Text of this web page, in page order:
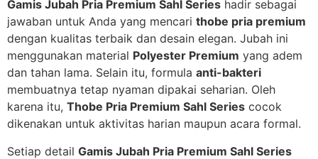
Gamis Jubah Pria Premium Sahl Series hadir sebagai
jawaban untuk Anda yang mencari thobe pria premium
dengan kualitas terbaik dan desain elegan. Jubah ini
menggunakan material Polyester Premium yang adem
dan tahan lama. Selain itu, formula anti-bakteri
membuatnya tetap nyaman dipakai seharian. Oleh
karena itu, Thobe Pria Premium Sahl Series cocok
dikenakan untuk aktivitas harian maupun acara formal.
Setiap detail Gamis Jubah Pria Premium Sahl Series